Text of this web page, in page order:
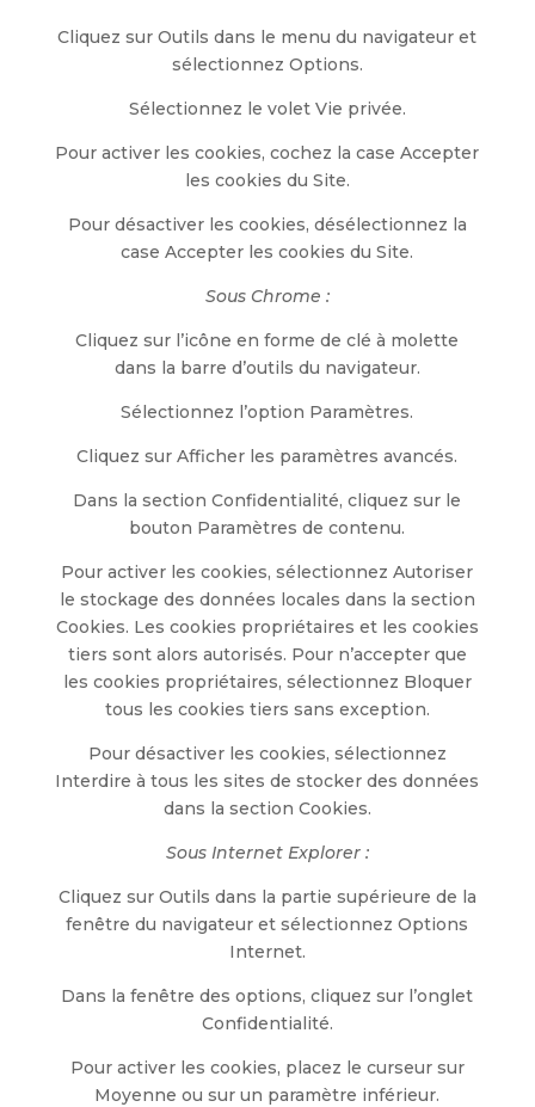
Cliquez sur Outils dans le menu du navigateur et
sélectionnez Options.
Sélectionnez le volet Vie privée.
Pour activer les cookies, cochez la case Accepter
les cookies du Site.
Pour désactiver les cookies, désélectionnez la
case Accepter les cookies du Site.
Sous Chrome :
Cliquez sur l’icône en forme de clé à molette
dans la barre d’outils du navigateur.
Sélectionnez l’option Paramètres.
Cliquez sur Afficher les paramètres avancés.
Dans la section Confidentialité, cliquez sur le
bouton Paramètres de contenu.
Pour activer les cookies, sélectionnez Autoriser
le stockage des données locales dans la section
Cookies. Les cookies propriétaires et les cookies
tiers sont alors autorisés. Pour n’accepter que
les cookies propriétaires, sélectionnez Bloquer
tous les cookies tiers sans exception.
Pour désactiver les cookies, sélectionnez
Interdire à tous les sites de stocker des données
dans la section Cookies.
Sous Internet Explorer :
Cliquez sur Outils dans la partie supérieure de la
fenêtre du navigateur et sélectionnez Options
Internet.
Dans la fenêtre des options, cliquez sur l’onglet
Confidentialité.
Pour activer les cookies, placez le curseur sur
Moyenne ou sur un paramètre inférieur.